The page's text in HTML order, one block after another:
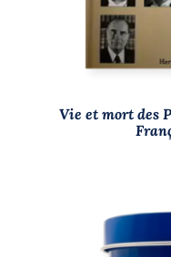
Vie et mort des